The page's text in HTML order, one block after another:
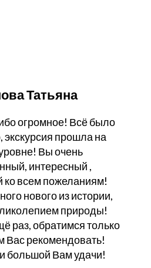
Татьяна
огромное! Всё было
экскурсия прошла на
Вы очень
интересный ,
ко всем пожеланиям!
нового из истории,
природы!
раз, обратимся только
Вас рекомендовать!
большой Вам удачи!